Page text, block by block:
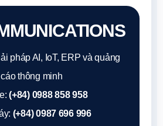
pháp AI, IoT, ERP và quảng
cáo thông minh
(+84) 0988 858 958
(+84) 0987 696 996